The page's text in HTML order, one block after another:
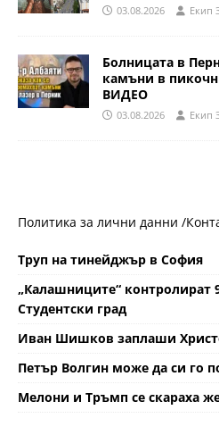
03.08.2026 Eкип
Болницата в
камъни в
ВИДЕО
03.08.2026 Eкип
Политика за лични данни /
Труп на тинейджър в София
„Калашниците“ контролират
Студентски град
Иван Шишков заплаши
Петър Волгин може да си го
Мелони и Тръмп се скараха